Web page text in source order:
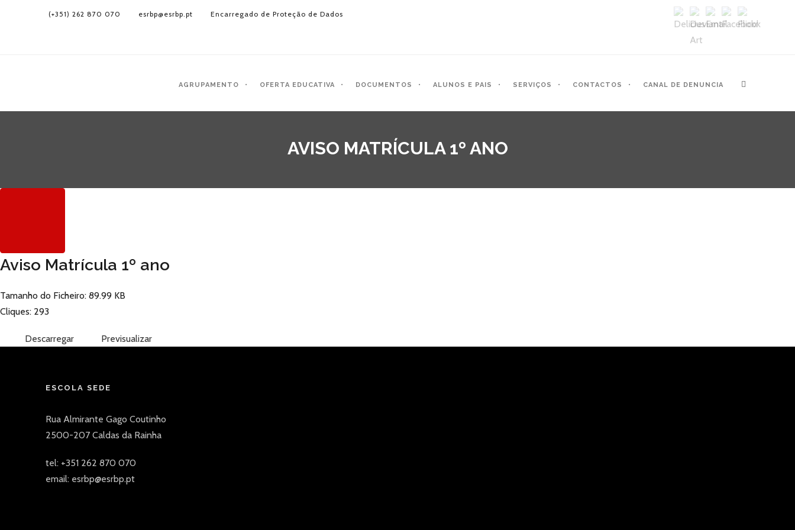
(+351) 262 870 070 esrbp@esrbp.pt Encarregado de Proteção de Dados
AGRUPAMENTO OFERTA EDUCATIVA DOCUMENTOS ALUNOS E PAIS SERVIÇOS CONTACTOS CANAL DE DENUNCIA
AVISO MATRÍCULA 1º ANO
Aviso Matrícula 1º ano
Tamanho do Ficheiro: 89.99 KB
Cliques: 293
Descarregar Previsualizar
ESCOLA SEDE
Rua Almirante Gago Coutinho
2500-207 Caldas da Rainha
tel: +351 262 870 070
email: esrbp@esrbp.pt